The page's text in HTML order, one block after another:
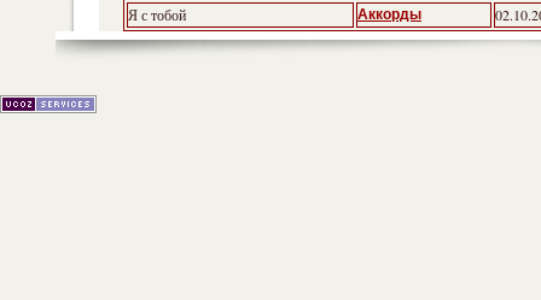
Я с тобой
Аккорды